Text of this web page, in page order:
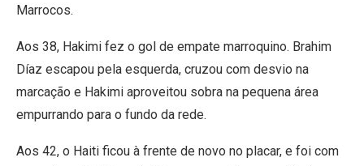
Marrocos.
Aos 38, Hakimi fez o gol de empate marroquino. Brahim
Díaz escapou pela esquerda, cruzou com desvio na
marcação e Hakimi aproveitou sobra na pequena área
empurrando para o fundo da rede.
Aos 42, o Haiti ficou à frente de novo no placar, e foi com